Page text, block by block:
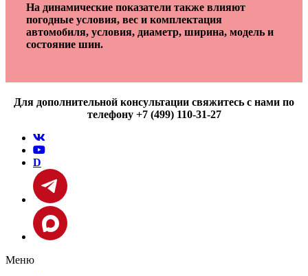
На динамические показатели также влияют
погодные условия, вес и комплектация
автомобиля, условия, диаметр, ширина, модель и
состояние шин.
Для дополнительной консультации свяжитесь с нами по
телефону +7 (499) 110-31-27
D
Меню